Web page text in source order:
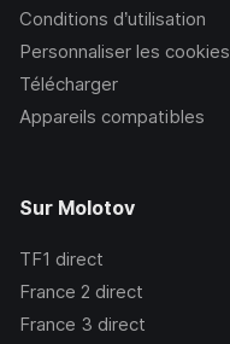
Conditions d’utilisation
Personnaliser les cookies
Télécharger
Appareils compatibles
Sur Molotov
TF1 direct
France 2 direct
France 3 direct